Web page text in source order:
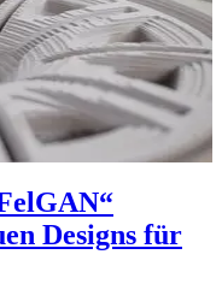
Designs für